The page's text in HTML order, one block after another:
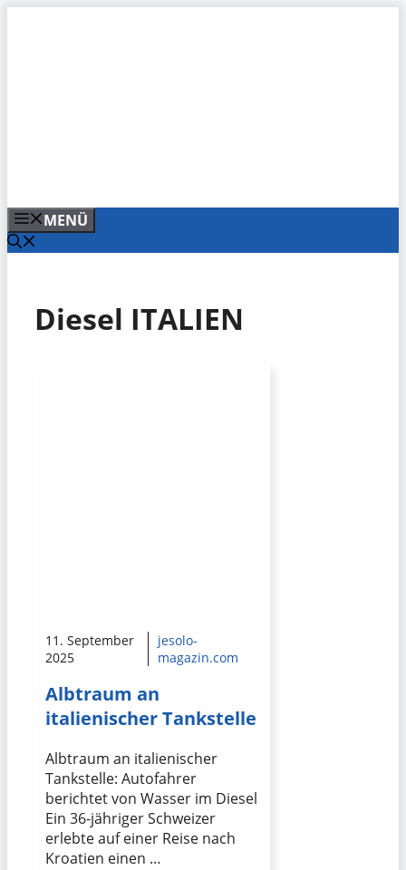
MENÜ
Diesel ITALIEN
11. September
2025
jesolo-
magazin.com
Albtraum an
italienischer Tankstelle
Albtraum an italienischer
Tankstelle: Autofahrer
berichtet von Wasser im Diesel
Ein 36-jähriger Schweizer
erlebte auf einer Reise nach
Kroatien einen …